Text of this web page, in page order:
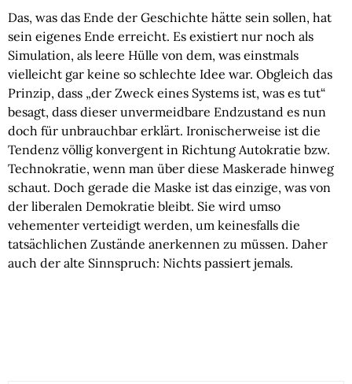
Das, was das Ende der Geschichte hätte sein sollen, hat
sein eigenes Ende erreicht. Es existiert nur noch als
Simulation, als leere Hülle von dem, was einstmals
vielleicht gar keine so schlechte Idee war. Obgleich das
Prinzip, dass „der Zweck eines Systems ist, was es tut“
besagt, dass dieser unvermeidbare Endzustand es nun
doch für unbrauchbar erklärt. Ironischerweise ist die
Tendenz völlig konvergent in Richtung Autokratie bzw.
Technokratie, wenn man über diese Maskerade hinweg
schaut. Doch gerade die Maske ist das einzige, was von
der liberalen Demokratie bleibt. Sie wird umso
vehementer verteidigt werden, um keinesfalls die
tatsächlichen Zustände anerkennen zu müssen. Daher
auch der alte Sinnspruch: Nichts passiert jemals.